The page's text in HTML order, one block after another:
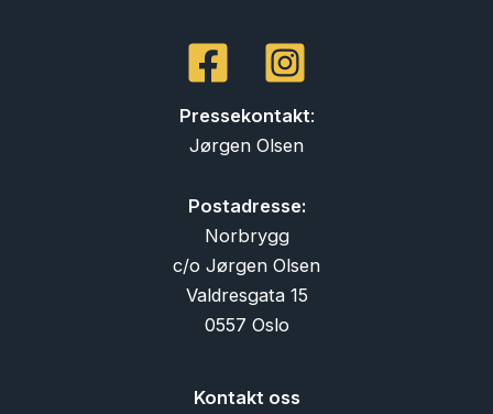
Pressekontakt:
Jørgen Olsen
Postadresse:
Norbrygg
c/o Jørgen Olsen
Valdresgata 15
0557 Oslo
Kontakt oss